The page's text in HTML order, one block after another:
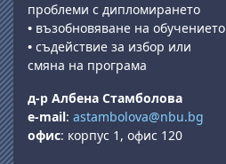
проблеми с дипломирането
• възобновяване на обучението
• съдействие за избор или
смяна на програма
д-р Албена Стамболова
e-mail: astambolova@nbu.bg
офис: корпус 1, офис 120